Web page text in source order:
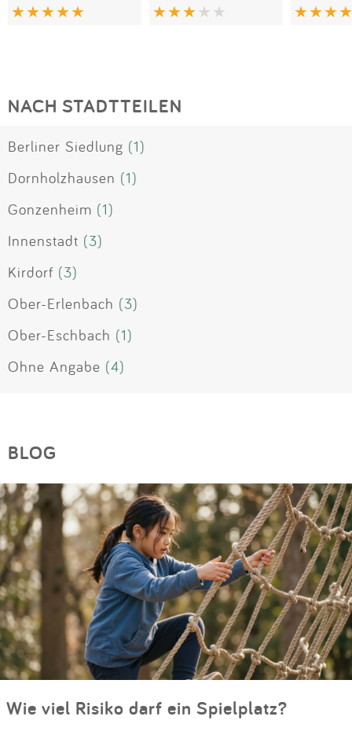
NACH STADTTEILEN
Berliner Siedlung (1)
Dornholzhausen (1)
Gonzenheim (1)
Innenstadt (3)
Kirdorf (3)
Ober-Erlenbach (3)
Ober-Eschbach (1)
Ohne Angabe (4)
BLOG
Wie viel Risiko darf ein Spielplatz?